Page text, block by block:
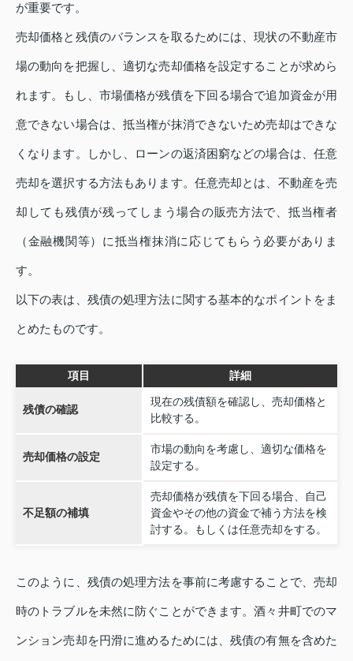
が重要です。
売却価格と残債のバランスを取るためには、現状の不動産市
場の動向を把握し、適切な売却価格を設定することが求めら
れます。もし、市場価格が残債を下回る場合で追加資金が用
意できない場合は、抵当権が抹消できないため売却はできな
くなります。しかし、ローンの返済困窮などの場合は、任意
売却を選択する方法もあります。任意売却とは、不動産を売
却しても残債が残ってしまう場合の販売方法で、抵当権者
（金融機関等）に抵当権抹消に応じてもらう必要がありま
す。
以下の表は、残債の処理方法に関する基本的なポイントをま
とめたものです。
項目 詳細
残債の確認
現在の残債額を確認し、売却価格と
比較する。
売却価格の設定
市場の動向を考慮し、適切な価格を
設定する。
不足額の補填
売却価格が残債を下回る場合、自己
資金やその他の資金で補う方法を検
討する。もしくは任意売却をする。
このように、残債の処理方法を事前に考慮することで、売却
時のトラブルを未然に防ぐことができます。酒々井町でのマ
ンション売却を円滑に進めるためには、残債の有無を含めた